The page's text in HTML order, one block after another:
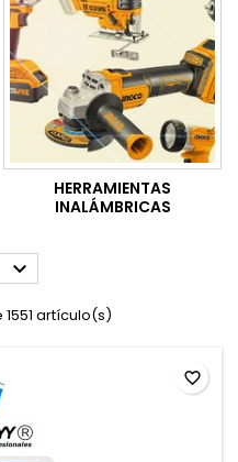
HERRAMIENTAS
INALÁMBRICAS

1551 artículo(s)
favorite_border